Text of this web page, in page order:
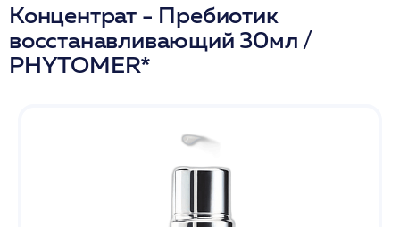
Концентрат - Пребиотик
восстанавливающий 30мл /
PHYTOMER*